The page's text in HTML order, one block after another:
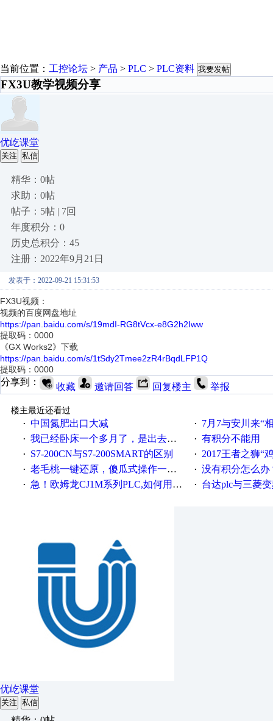
当前位置： 工控论坛 > 产品 > PLC > PLC资料 我要发帖
FX3U教学视频分享
优屹课堂
关注 私信
精华：0帖
求助：0帖
帖子：5帖 | 7回
年度积分：0
历史总积分：45
注册：2022年9月21日
发表于：2022-09-21 15:31:53
FX3U视频：
视频的百度网盘地址
https://pan.baidu.com/s/19mdI-RG8tVcx-e8G2h2Iww
提取码：0000
《GX Works2》下载
https://pan.baidu.com/s/1tSdy2Tmee2zR4rBqdLFP1Q
提取码：0000
分享到： 收藏 邀请回答 回复楼主 举报
楼主最近还看过
· 中国氮肥出口大减 · 7月7与安川来“
· 我已经卧床一个多月了，是出去安装机械手在高速遭遇车祸所致:大家工作都要特别注意啊 · 有积分不能用
· S7-200CN与S7-200SMART的区别 · 2017王者之狮“鸡”情签到
· 老毛桃一键还原，傻瓜式操作一键轻松备份还原；程序为向导式安装，一键即可实现自动备份或还原系统。 · 没有积分怎么办
· 急！欧姆龙CJ1M系列PLC,如何用时间控制变频器。要求时间在组态王中可以自由输入！拜托各位大神了！ · 台达plc与三菱
优屹课堂
关注 私信